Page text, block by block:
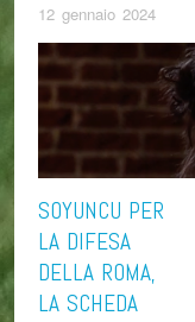
12 gennaio 2024
SOYUNCU PER
LA DIFESA
DELLA ROMA,
LA SCHEDA